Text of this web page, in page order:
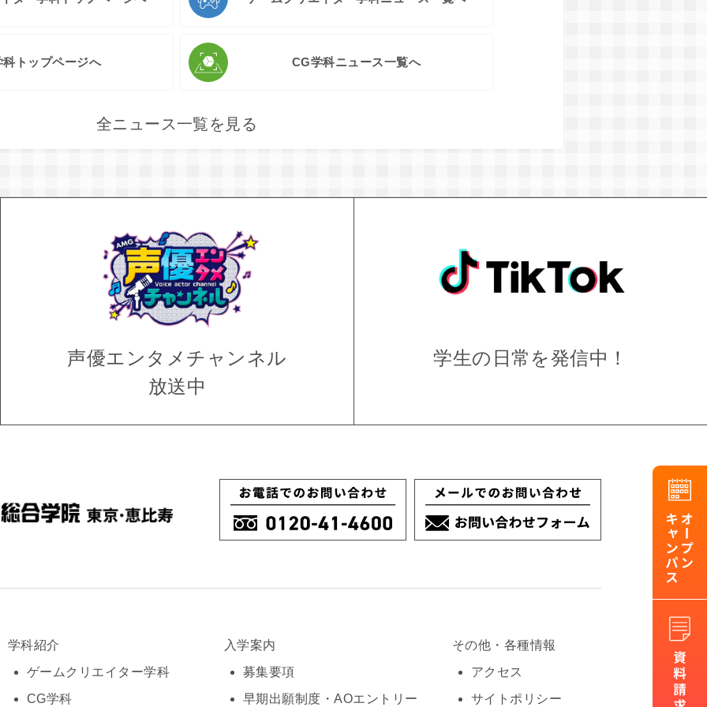
科トップページへ CG学科ニュース一覧へ
全ニュース一覧を見る
声優エンタメ チャンネル
放送中
学生の日常を発信中！
学科紹介
ゲームクリエイター学科
CG学科
入学案内
募集要項
早期出願制度・AOエントリー
その他・各種情報
アクセス
サイトポリシー